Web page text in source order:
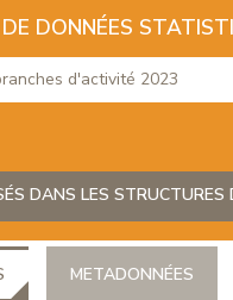
DONNÉES
d'activité 2023
DANS LES STRUCTURES
METADONNÉES